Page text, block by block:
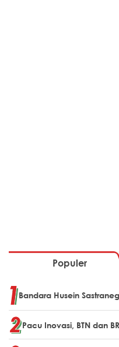
Populer
Bandara Husein
Pacu Inovasi, BTN dan